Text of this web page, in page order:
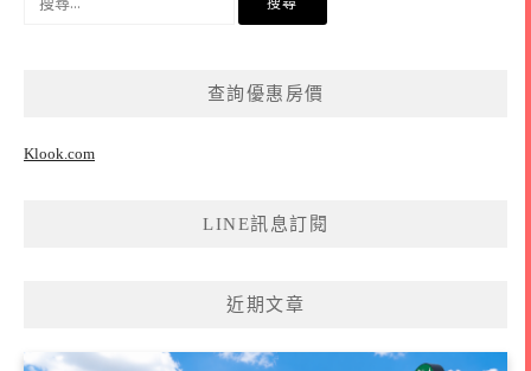
查詢優惠房價
Klook.com
LINE訊息訂閱
近期文章